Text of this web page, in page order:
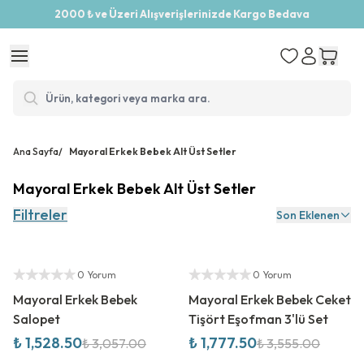
2000 ₺ ve Üzeri Alışverişlerinizde Kargo Bedava
Ana Sayfa/ Mayoral Erkek Bebek Alt Üst Setler
Mayoral Erkek Bebek Alt Üst Setler
Filtreler
Son Eklenen
Yetkili Satıcı
0 Yorum
Mayoral Erkek Bebek
Salopet
₺ 1,528.50₺ 3,057.00
Yetkili Satıcı
0 Yorum
Mayoral Erkek Bebek Ceket
Tişört Eşofman 3'lü Set
₺ 1,777.50₺ 3,555.00